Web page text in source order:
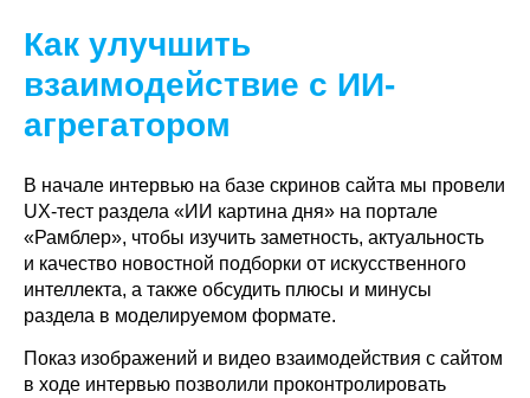
Как улучшить
взаимодействие с ИИ-
агрегатором
В начале интервью на базе скринов сайта мы провели
UX-тест раздела «ИИ картина дня» на портале
«Рамблер», чтобы изучить заметность, актуальность
и качество новостной подборки от искусственного
интеллекта, а также обсудить плюсы и минусы
раздела в моделируемом формате.
Показ изображений и видео взаимодействия с сайтом
в ходе интервью позволили проконтролировать